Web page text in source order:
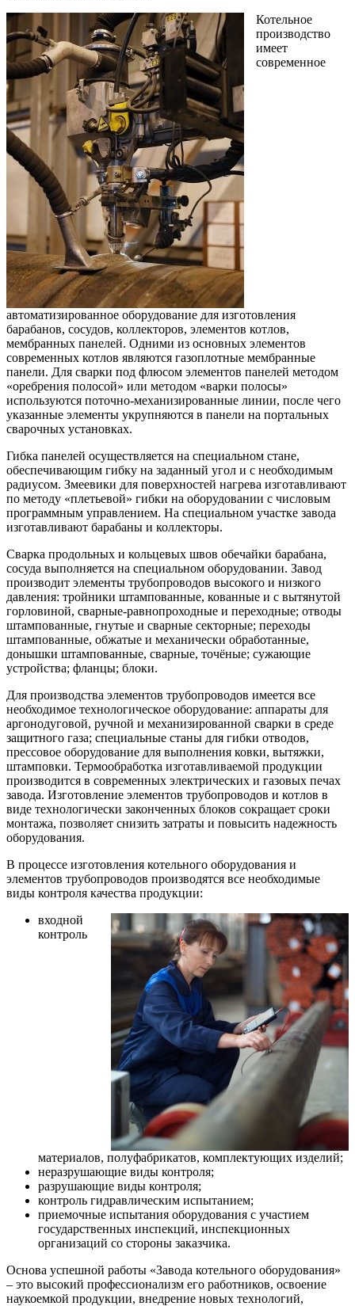
Котельное
производство
имеет
современное
автоматизированное оборудование для изготовления
барабанов, сосудов, коллекторов, элементов котлов,
мембранных панелей. Одними из основных элементов
современных котлов являются газоплотные мембранные
панели. Для сварки под флюсом элементов панелей методом
«оребрения полосой» или методом «варки полосы»
используются поточно-механизированные линии, после чего
указанные элементы укрупняются в панели на портальных
сварочных установках.
Гибка панелей осуществляется на специальном стане,
обеспечивающим гибку на заданный угол и с необходимым
радиусом. Змеевики для поверхностей нагрева изготавливают
по методу «плетьевой» гибки на оборудовании с числовым
программным управлением. На специальном участке завода
изготавливают барабаны и коллекторы.
Сварка продольных и кольцевых швов обечайки барабана,
сосуда выполняется на специальном оборудовании. Завод
производит элементы трубопроводов высокого и низкого
давления: тройники штампованные, кованные и с вытянутой
горловиной, сварные-равнопроходные и переходные; отводы
штампованные, гнутые и сварные секторные; переходы
штампованные, обжатые и механически обработанные,
донышки штампованные, сварные, точёные; сужающие
устройства; фланцы; блоки.
Для производства элементов трубопроводов имеется все
необходимое технологическое оборудование: аппараты для
аргонодуговой, ручной и механизированной сварки в среде
защитного газа; специальные станы для гибки отводов,
прессовое оборудование для выполнения ковки, вытяжки,
штамповки. Термообработка изготавливаемой продукции
производится в современных электрических и газовых печах
завода. Изготовление элементов трубопроводов и котлов в
виде технологически законченных блоков сокращает сроки
монтажа, позволяет снизить затраты и повысить надежность
оборудования.
В процессе изготовления котельного оборудования и
элементов трубопроводов производятся все необходимые
виды контроля качества продукции:
входной
контроль
материалов, полуфабрикатов, комплектующих изделий;
неразрушающие виды контроля;
разрушающие виды контроля;
контроль гидравлическим испытанием;
приемочные испытания оборудования с участием
государственных инспекций, инспекционных
организаций со стороны заказчика.
Основа успешной работы «Завода котельного оборудования»
– это высокий профессионализм его работников, освоение
наукоемкой продукции, внедрение новых технологий,